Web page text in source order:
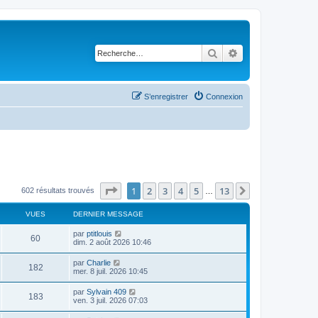
Rechercher
Connexion
S’enregistrer
602 résultats trouvés Page sur13
1 2 3 4 5 13
VUES DERNIER MESSAGE
60V
u
s
D
e
i
e
r
m
e
s
par ptitlouis
dim. 2 août 2026 10:46
182V
u
D
e
i
e
r
par Charlie
mer. 8 juil. 2026 10:45
183V
u
D
e
par Sylvain 409
ven. 3 juil. 2026 07:03